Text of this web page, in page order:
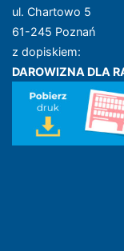
ul. Chartowo 5
61-245 Poznań
z dopiskiem:
DAROWIZNA DLA